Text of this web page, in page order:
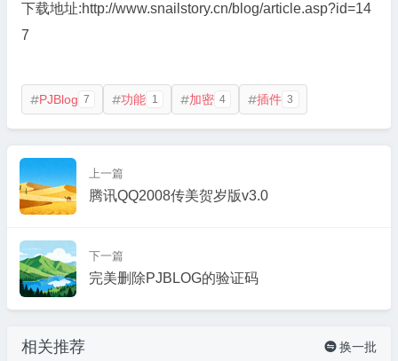
下载地址:http://www.snailstory.cn/blog/article.asp?id=14
7
PJBlog 7 功能 1 加密 4 插件 3
上一篇
腾讯QQ2008传美贺岁版v3.0
下一篇
完美删除PJBLOG的验证码
相关推荐  换一批